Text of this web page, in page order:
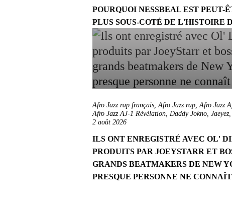
POURQUOI NESSBEAL EST PEUT-
PLUS SOUS-COTÉ DE L'HISTOIRE
Afro Jazz rap français,Afro Jazz rap,Afro Jazz
Afro Jazz AJ-1 Révélation, Daddy Jokno, Jaeyez,
2 août 2026
ILS ONT ENREGISTRÉ AVEC OL'
PRODUITS PAR JOEYSTARR ET
GRANDS BEATMAKERS DE NEW
PRESQUE PERSONNE NE